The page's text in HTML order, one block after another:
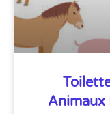
Animaux